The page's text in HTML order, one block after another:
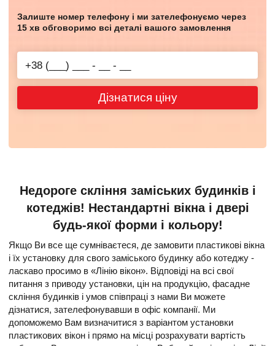
Залиште номер телефону і ми зателефонуємо через
15 хв обговоримо всі деталі вашого замовлення
Дізнатися ціну
Недороге скління заміських будинків і
котеджів! Нестандартні вікна і двері
будь-якої форми і кольору!
Якщо Ви все ще сумніваєтеся, де замовити пластикові вікна
і їх установку для свого заміського будинку або котеджу -
ласкаво просимо в «Лінію вікон». Відповіді на всі свої
питання з приводу установки, цін на продукцію, фасадне
скління будинків і умов співпраці з нами Ви можете
дізнатися, зателефонувавши в офіс компанії. Ми
допоможемо Вам визначитися з варіантом установки
пластикових вікон і прямо на місці розрахувати вартість